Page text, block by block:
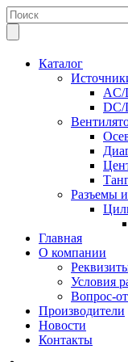
Каталог
AC/
DC/
Разъемы
Главная
О компании
Условия
Вопрос-
Производители
Новости
Контакты